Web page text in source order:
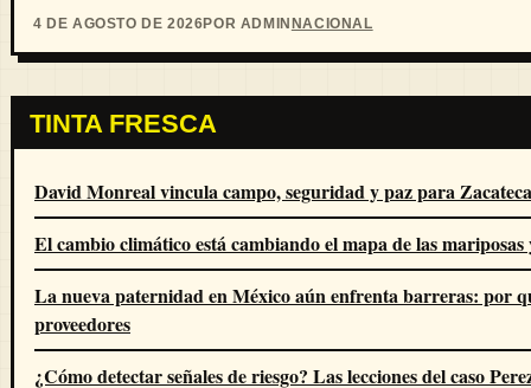
4 DE AGOSTO DE 2026POR ADMINNACIONAL
TINTA FRESCA
David Monreal vincula campo, seguridad y paz para
El cambio climático está cambiando el mapa de las
La nueva paternidad en México aún enfrenta barreras: por
proveedores
¿Cómo detectar señales de riesgo? Las lecciones del caso